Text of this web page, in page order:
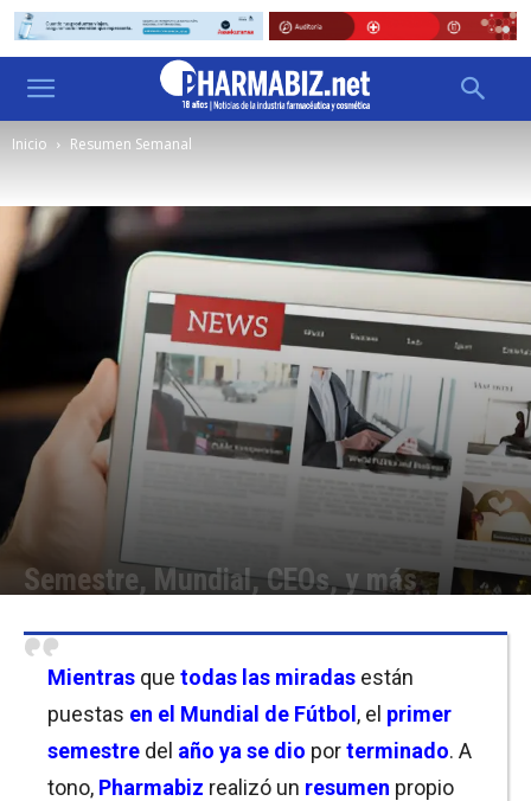
Inicio Resumen Semanal
Semestre, Mundial, CEOs, y más
Mientras que todas las miradas están
puestas en el Mundial de Fútbol , el primer
semestre del año ya se dio porterminado. A
tono, Pharmabiz realizó un resumen propio